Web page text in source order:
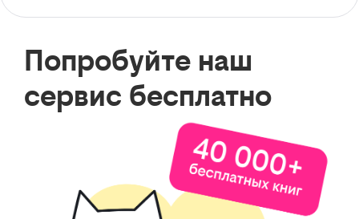
Попробуйте наш
сервис бесплатно